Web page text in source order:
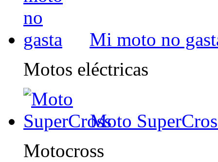
Mi moto no
Motos eléctricas
Moto
Motocross